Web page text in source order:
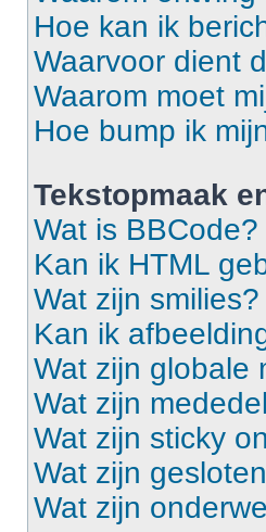
Hoe kan ik
Waarvoor dient
Waarom moet
Hoe bump ik
Tekstopmaak
Wat is BBCode?
Kan ik HTML
Wat zijn smilies?
Kan ik
Wat zijn globale
Wat zijn
Wat zijn sticky
Wat zijn
Wat zijn